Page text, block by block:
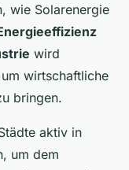
wie Solarenergie
wird
wirtschaftliche
bringen.
aktiv in
um dem